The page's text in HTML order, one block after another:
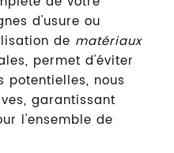
d'usure ou
de matériaux
permet d'éviter
potentielles, nous
garantissant
l'ensemble de